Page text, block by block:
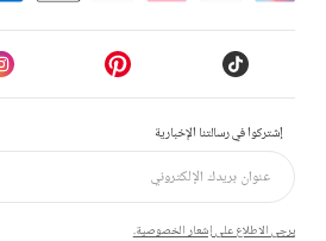
إشتركوا في رسالتنا الإخبارية
يرجى الاطلاع على إشعار الخصوصية.